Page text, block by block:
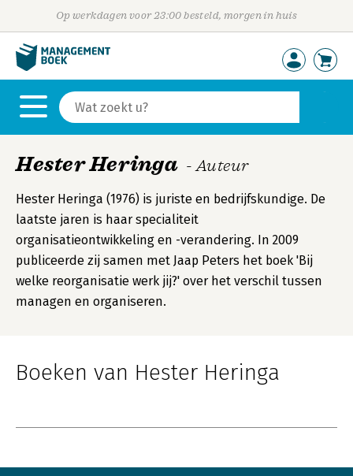
Op werkdagen voor 23:00 besteld, morgen in huis
Hester Heringa - Auteur
Hester Heringa (1976) is juriste en bedrijfskundige. De
laatste jaren is haar specialiteit
organisatieontwikkeling en -verandering. In 2009
publiceerde zij samen met Jaap Peters het boek 'Bij
welke reorganisatie werk jij?' over het verschil tussen
managen en organiseren.
Boeken van Hester Heringa